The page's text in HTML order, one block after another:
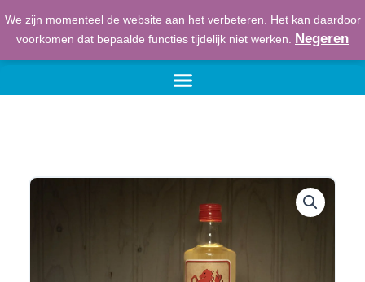
We zijn momenteel de website aan het verbeteren. Het kan daardoor
voorkomen dat bepaalde functies tijdelijk niet werken. Negeren